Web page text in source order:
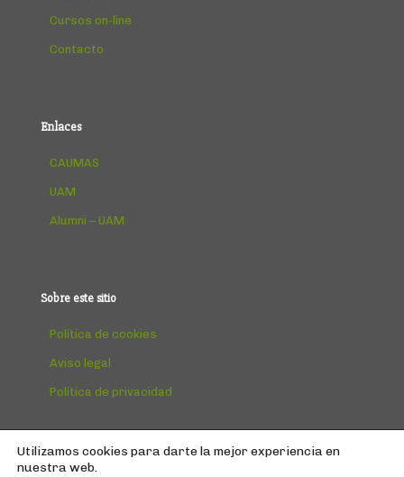
Cursos on-line
Contacto
Enlaces
CAUMAS
UAM
Alumni – UAM
Sobre este sitio
Política de cookies
Aviso legal
Política de privacidad
Utilizamos cookies para darte la mejor experiencia en
nuestra web.